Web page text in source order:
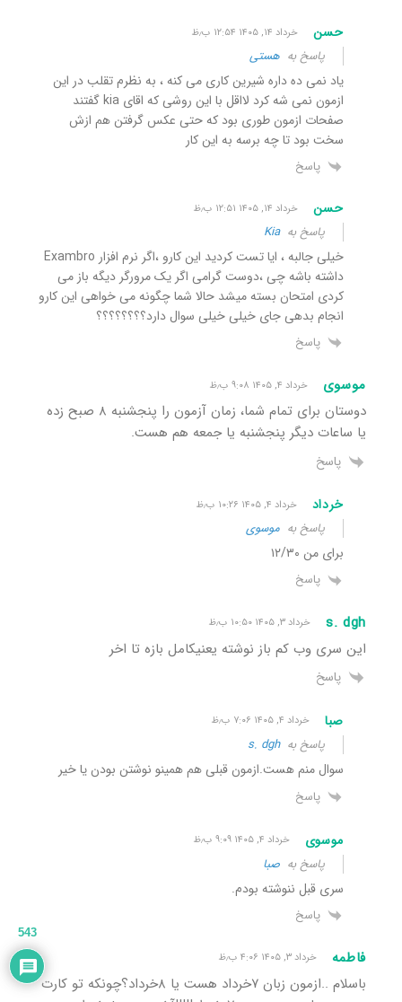
حسن خرداد ۱۴, ۱۴۰۵ ۱۲:۵۴ ب٫ظ
پاسخ به هستی
یاد نمی ده داره شیرین کاری می کنه ، به نظرم تقلب در این
ازمون نمی شه کرد لااقل با این روشی که اقای kia گفتند
صفحات ازمون طوری بود که حتی عکس گرفتن هم ازش
سخت بود تا چه برسه به این کار
پاسخ
حسن خرداد ۱۴, ۱۴۰۵ ۱۲:۵۱ ب٫ظ
پاسخ بهKia
خیلی جالبه ، ایا تست کردید این کارو ،اگر نرم افزار Exambro
داشته باشه چی ،دوست گرامی اگر یک مرورگر دیگه باز می
کردی امتحان بسته میشد حالا شما چگونه می خواهی این کارو
انجام بدهی جای خیلی خیلی سوال دارد؟؟؟؟؟؟؟؟
پاسخ
موسوی خرداد ۴, ۱۴۰۵ ۹:۰۸ ب٫ظ
دوستان برای تمام شما، زمان آزمون را پنجشنبه ۸ صبح زده
یا ساعات دیگر پنجشنبه یا جمعه هم هست.
پاسخ
خرداد خرداد ۴, ۱۴۰۵ ۱۰:۲۶ ب٫ظ
پاسخ به موسوی
برای من ۱۲/۳۰
پاسخ
s. dgh خرداد ۳, ۱۴۰۵ ۱۰:۵۰ ب٫ظ
این سری وب کم باز نوشته یعنیکامل بازه تا اخر
پاسخ
صبا خرداد ۴, ۱۴۰۵ ۷:۰۶ ب٫ظ
پاسخ بهs. dgh
سوال منم هست.ازمون قبلی هم همینو نوشتن بودن یا خیر
پاسخ
موسوی خرداد ۴, ۱۴۰۵ ۹:۰۹ ب٫ظ
پاسخ به صبا
سری قبل ننوشته بودم.
پاسخ
فاطمه خرداد ۳, ۱۴۰۵ ۴:۰۶ ب٫ظ
باسلام .‌.ازمون زبان ۷خرداد هست یا ۸خرداد؟چونکه تو کارت
543